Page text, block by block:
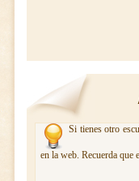
Si tienes otro
en la web. Recuerda que